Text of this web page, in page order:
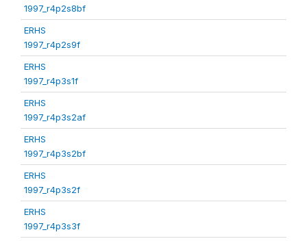
1997_r4p2s8bf
ERHS
1997_r4p2s9f
ERHS
1997_r4p3s1f
ERHS
1997_r4p3s2af
ERHS
1997_r4p3s2bf
ERHS
1997_r4p3s2f
ERHS
1997_r4p3s3f